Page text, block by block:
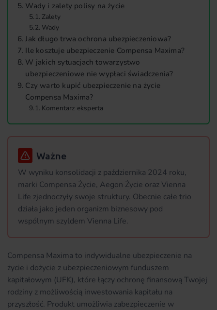
Wady i zalety polisy na życie
Zalety
Wady
Jak długo trwa ochrona ubezpieczeniowa?
Ile kosztuje ubezpieczenie Compensa Maxima?
W jakich sytuacjach towarzystwo
ubezpieczeniowe nie wypłaci świadczenia?
Czy warto kupić ubezpieczenie na życie
Compensa Maxima?
Komentarz eksperta
Ważne
W wyniku konsolidacji z października 2024 roku,
marki Compensa Życie, Aegon Życie oraz Vienna
Life zjednoczyły swoje struktury. Obecnie całe trio
działa jako jeden organizm biznesowy pod
wspólnym szyldem Vienna Life.
Compensa Maxima to indywidualne ubezpieczenie na
życie i dożycie z ubezpieczeniowym funduszem
kapitałowym (UFK), które łączy ochronę finansową Twojej
rodziny z możliwością inwestowania kapitału na
przyszłość. Produkt umożliwia zabezpieczenie w